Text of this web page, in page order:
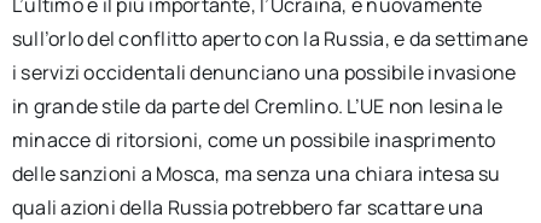
L’ultimo e il più importante, l’Ucraina, è nuovamente
sull’orlo del conflitto aperto con la Russia, e da settimane
i servizi occidentali denunciano una possibile invasione
in grande stile da parte del Cremlino. L’UE non lesina le
minacce di ritorsioni, come un possibile inasprimento
delle sanzioni a Mosca, ma senza una chiara intesa su
quali azioni della Russia potrebbero far scattare una